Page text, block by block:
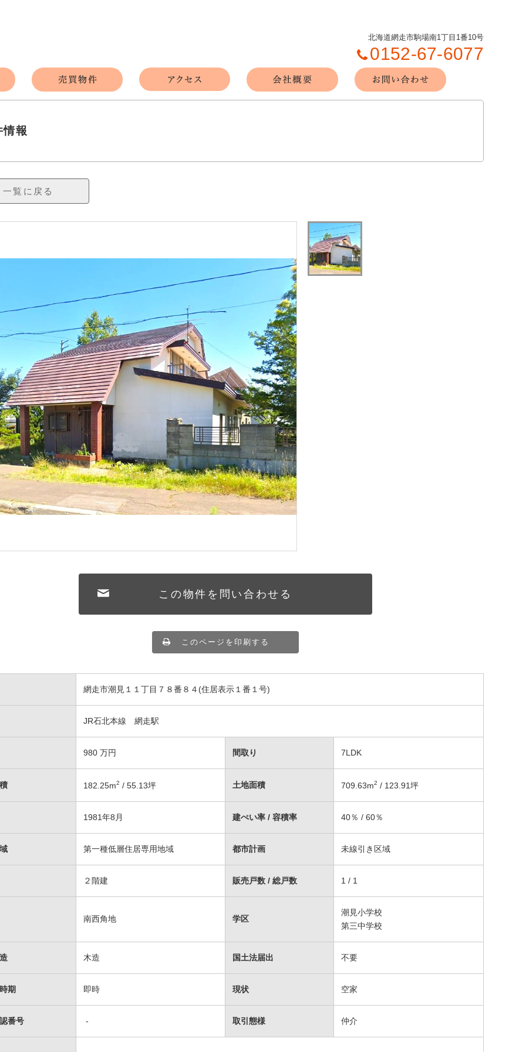
北海道網走市駒場南1丁目1番10号
0152-67-6077
情報
一覧に戻る
この物件を問い合わせる
このページを印刷する
網走市潮見１１丁目７８番８４(住居表示１番１号)
JR石北本線 網走駅
980 万円 間取り 7LDK
182.25m2 / 55.13坪 土地面積 709.63m2 / 123.91坪
1981年8月 建ぺい率 / 容積率 40％ / 60％
第一種低層住居専用地域 都市計画 未線引き区域
２階建 販売戸数 / 総戸数 1 / 1
南西角地 学区
潮見小学校
第三中学校
木造 国土法届出 不要
期 即時 現状 空家
番号 - 取引態様 仲介